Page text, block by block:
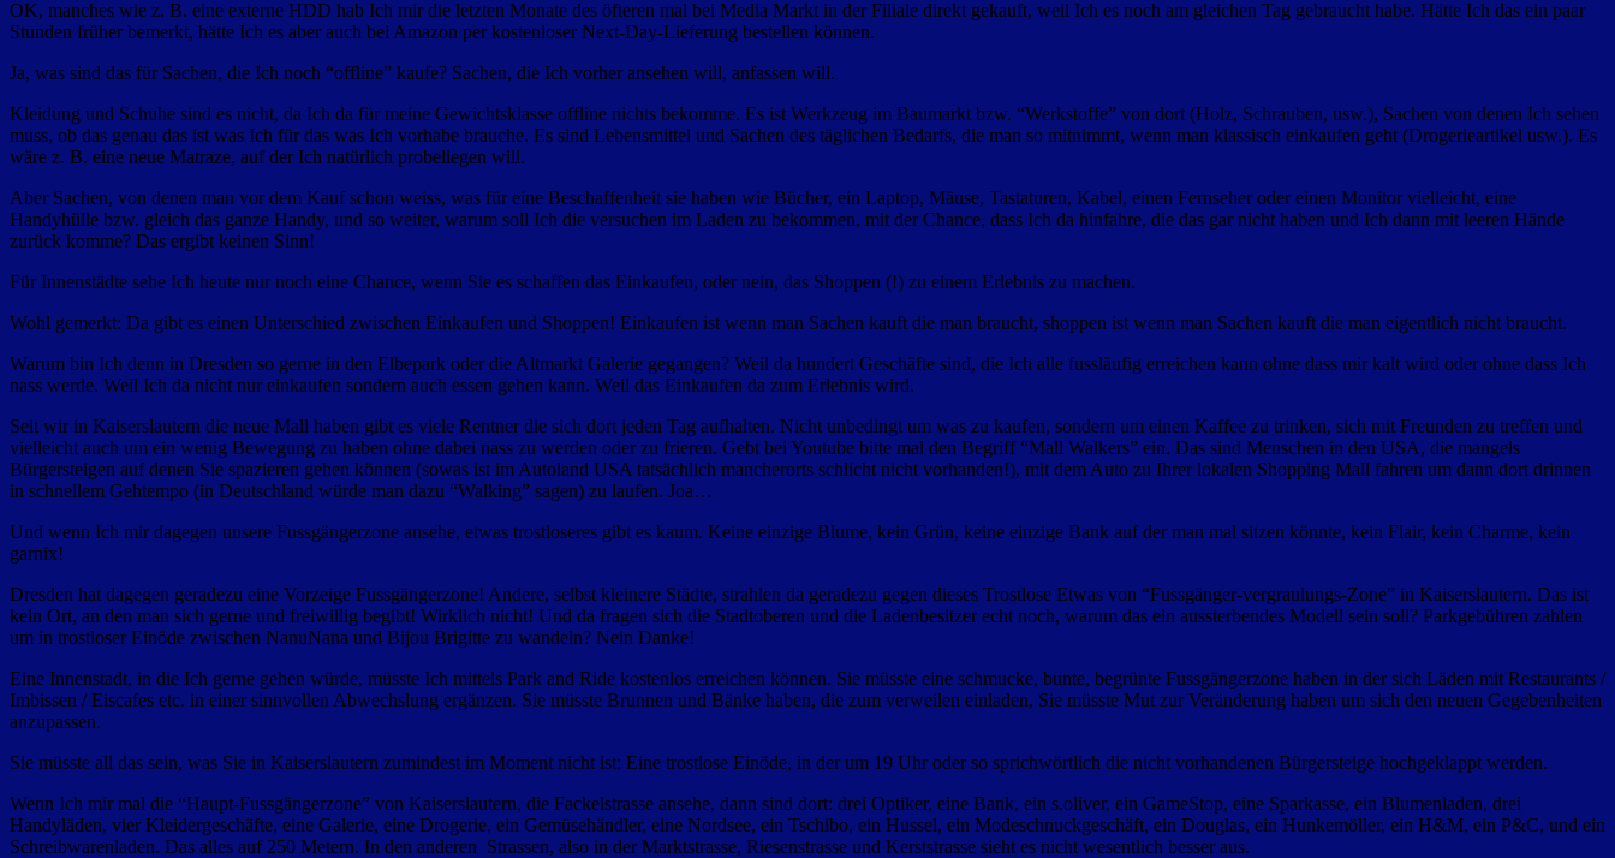
OK, manches wie z. B. eine externe HDD hab Ich mir die letzten Monate des öfteren mal bei Media Markt in der Filiale direkt gekauft, weil Ich es noch am gleichen Tag gebraucht habe. Hätte Ich das ein paar
Stunden früher bemerkt, hätte Ich es aber auch bei Amazon per kostenloser Next-Day-Lieferung bestellen können.
Ja, was sind das für Sachen, die Ich noch “offline” kaufe? Sachen, die Ich vorher ansehen will, anfassen will.
Kleidung und Schuhe sind es nicht, da Ich da für meine Gewichtsklasse offline nichts bekomme. Es ist Werkzeug im Baumarkt bzw. “Werkstoffe” von dort (Holz, Schrauben, usw.), Sachen von denen Ich sehen
muss, ob das genau das ist was Ich für das was Ich vorhabe brauche. Es sind Lebensmittel und Sachen des täglichen Bedarfs, die man so mitnimmt, wenn man klassisch einkaufen geht (Drogerieartikel usw.). Es
wäre z. B. eine neue Matraze, auf der Ich natürlich probeliegen will.
Aber Sachen, von denen man vor dem Kauf schon weiss, was für eine Beschaffenheit sie haben wie Bücher, ein Laptop, Mäuse, Tastaturen, Kabel, einen Fernseher oder einen Monitor vielleicht, eine
Handyhülle bzw. gleich das ganze Handy, und so weiter, warum soll Ich die versuchen im Laden zu bekommen, mit der Chance, dass Ich da hinfahre, die das gar nicht haben und Ich dann mit leeren Hände
zurück komme? Das ergibt keinen Sinn!
Für Innenstädte sehe Ich heute nur noch eine Chance, wenn Sie es schaffen das Einkaufen, oder nein, das Shoppen (!) zu einem Erlebnis zu machen.
Wohl gemerkt: Da gibt es einen Unterschied zwischen Einkaufen und Shoppen! Einkaufen ist wenn man Sachen kauft die man braucht, shoppen ist wenn man Sachen kauft die man eigentlich nicht braucht.
Warum bin Ich denn in Dresden so gerne in den Elbepark oder die Altmarkt Galerie gegangen? Weil da hundert Geschäfte sind, die Ich alle fussläufig erreichen kann ohne dass mir kalt wird oder ohne dass Ich
nass werde. Weil Ich da nicht nur einkaufen sondern auch essen gehen kann. Weil das Einkaufen da zum Erlebnis wird.
Seit wir in Kaiserslautern die neue Mall haben gibt es viele Rentner die sich dort jeden Tag aufhalten. Nicht unbedingt um was zu kaufen, sondern um einen Kaffee zu trinken, sich mit Freunden zu treffen und
vielleicht auch um ein wenig Bewegung zu haben ohne dabei nass zu werden oder zu frieren. Gebt bei Youtube bitte mal den Begriff “Mall Walkers” ein. Das sind Menschen in den USA, die mangels
Bürgersteigen auf denen Sie spazieren gehen können (sowas ist im Autoland USA tatsächlich mancherorts schlicht nicht vorhanden!), mit dem Auto zu Ihrer lokalen Shopping Mall fahren um dann dort drinnen
in schnellem Gehtempo (in Deutschland würde man dazu “Walking” sagen) zu laufen. Joa…
Und wenn Ich mir dagegen unsere Fussgängerzone ansehe, etwas trostloseres gibt es kaum. Keine einzige Blume, kein Grün, keine einzige Bank auf der man mal sitzen könnte, kein Flair, kein Charme, kein
garnix!
Dresden hat dagegen geradezu eine Vorzeige Fussgängerzone! Andere, selbst kleinere Städte, strahlen da geradezu gegen dieses Trostlose Etwas von “Fussgänger-vergraulungs-Zone” in Kaiserslautern. Das ist
kein Ort, an den man sich gerne und freiwillig begibt! Wirklich nicht! Und da fragen sich die Stadtoberen und die Ladenbesitzer echt noch, warum das ein aussterbendes Modell sein soll? Parkgebühren zahlen
um in trostloser Einöde zwischen NanuNana und Bijou Brigitte zu wandeln? Nein Danke!
Eine Innenstadt, in die Ich gerne gehen würde, müsste Ich mittels Park and Ride kostenlos erreichen können. Sie müsste eine schmucke, bunte, begrünte Fussgängerzone haben in der sich Läden mit Restaurants /
Imbissen / Eiscafes etc. in einer sinnvollen Abwechslung ergänzen. Sie müsste Brunnen und Bänke haben, die zum verweilen einladen, Sie müsste Mut zur Veränderung haben um sich den neuen Gegebenheiten
anzupassen.
Sie müsste all das sein, was Sie in Kaiserslautern zumindest im Moment nicht ist: Eine trostlose Einöde, in der um 19 Uhr oder so sprichwörtlich die nicht vorhandenen Bürgersteige hochgeklappt werden.
Wenn Ich mir mal die “Haupt-Fussgängerzone” von Kaiserslautern, die Fackelstrasse ansehe, dann sind dort: drei Optiker, eine Bank, ein s.oliver, ein GameStop, eine Sparkasse, ein Blumenladen, drei
Handyläden, vier Kleidergeschäfte, eine Galerie, eine Drogerie, ein Gemüsehändler, eine Nordsee, ein Tschibo, ein Hussel, ein Modeschnuckgeschäft, ein Douglas, ein Hunkemöller, ein H&M, ein P&C, und ein
Schreibwarenladen. Das alles auf 250 Metern. In den anderen Strassen, also in der Marktstrasse, Riesenstrasse und Kerststrasse sieht es nicht wesentlich besser aus.